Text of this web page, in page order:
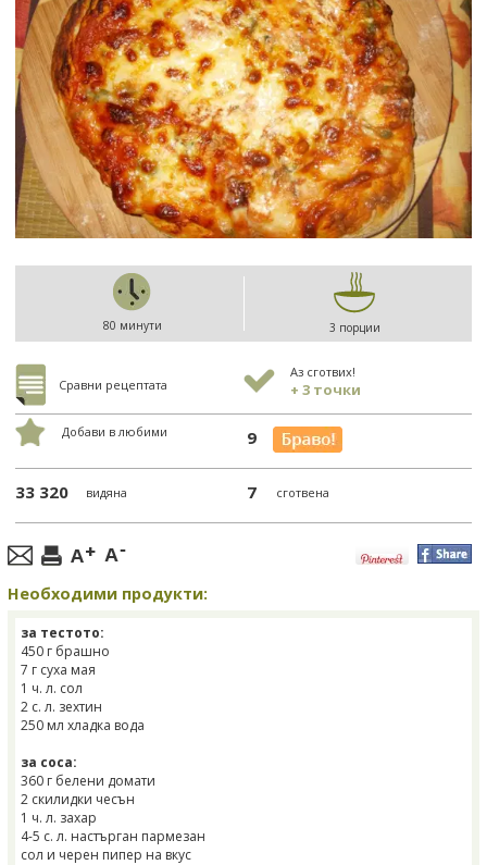
80 минути 3 порции
Сравни рецептата
Аз сготвих!
+ 3 точки
Добави в любими 9
33 320 видяна 7 сготвена
Необходими продукти:
за тестото:
450 г брашно
7 г суха мая
1 ч. л. сол
2 с. л. зехтин
250 мл хладка вода
за соса:
360 г белени домати
2 скилидки чесън
1 ч. л. захар
4-5 с. л. настърган пармезан
сол и черен пипер на вкус